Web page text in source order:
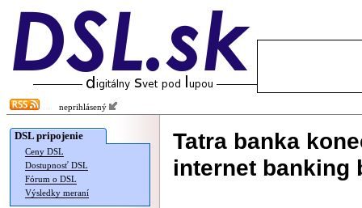
neprihlásený
DSL pripojenie
Ceny DSL
Dostupnosť DSL
Fórum o DSL
Výsledky meraní
Tatra banka
internet banking